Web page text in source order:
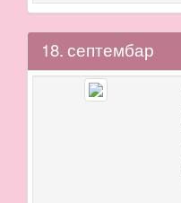
18. септембар